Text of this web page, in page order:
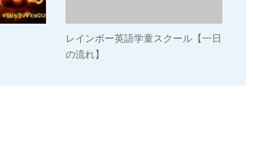
レインボー英語学童スクール【一日
の流れ】